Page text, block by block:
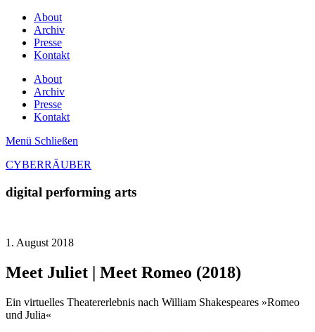
About
Archiv
Presse
Kontakt
About
Archiv
Presse
Kontakt
Menü Schließen
CYBERRÄUBER
digital performing arts
1. August 2018
Meet Juliet | Meet Romeo (2018)
Ein virtuelles Theatererlebnis nach William Shakespeares »Romeo
und Julia«